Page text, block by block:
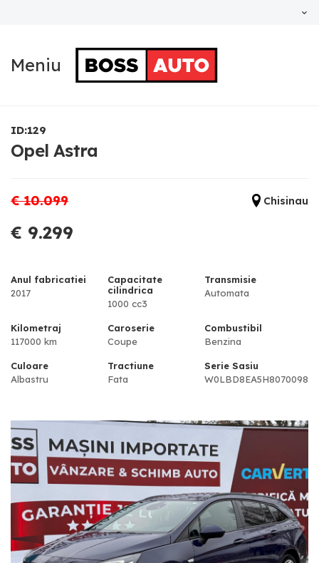
Meniu
ID:129
Opel Astra
€ 10.099 Chisinau
€ 9.299
Anul fabricatiei
2017
Capacitate
cilindrica
1000 cc3
Transmisie
Automata
Kilometraj
117000 km
Caroserie
Coupe
Combustibil
Benzina
Culoare
Albastru
Tractiune
Fata
Serie Sasiu
W0LBD8EA5H8070098